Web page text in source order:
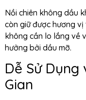
Nồi chiên không dầu
còn giữ được hương vị
không cần lo lắng về
hưởng bởi dầu mỡ.
Dễ Sử Dụng
Gian